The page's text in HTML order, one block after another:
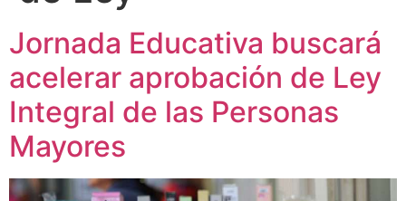
Jornada Educativa buscará
acelerar aprobación de Ley
Integral de las Personas
Mayores